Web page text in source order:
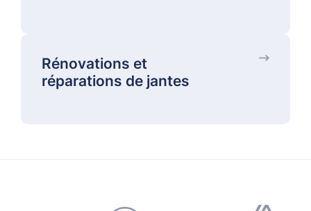
Rénovations et
réparations de jantes